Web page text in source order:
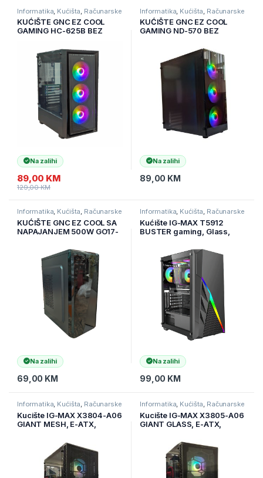
Informatika Kućišta Računarske
Komponente
KUĆIŠTE GNC EZ COOL
GAMING HC-625B BEZ
Glass, 3×120 RGB ventilator
Na zalihi
89,00 KM
129,00KM
Informatika Kućišta Računarske
Komponente
KUĆIŠTE GNC EZ COOL
GAMING ND-570 BEZ
stranica, 3x120mm RGB
ventilator
Na zalihi
89,00 KM
Informatika Kućišta Računarske
Komponente
KUĆIŠTE GNC EZ COOL SA
NAPAJANJEM 500W GO17-
Na zalihi
69,00 KM
Informatika Kućišta Računarske
Komponente
Kućište IG-MAX T5912
BUSTER gaming, Glass,
Na zalihi
99,00 KM
Informatika, Kućišta, Računarske
Komponente
Kucište IG-MAX X3804-A06
GIANT MESH, E-ATX,
3xUSB, audio panel
Informatika, Kućišta, Računarske
Komponente
Kucište IG-MAX X3805-A06
GIANT GLASS, E-ATX,
3xUSB, audio panel